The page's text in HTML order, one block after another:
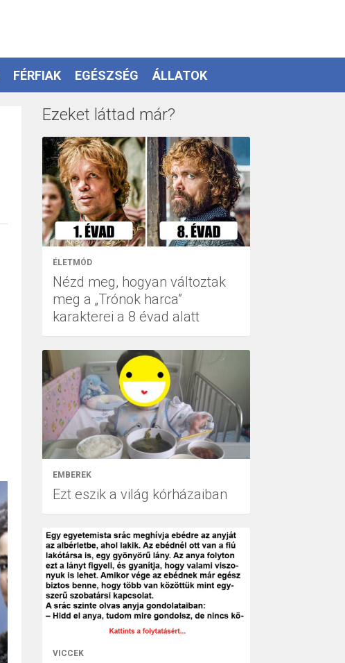
FÉRFIAK EGÉSZSÉG ÁLLATOK
Ezeket láttad már?
ÉLETMÓD
Nézd meg, hogyan változtak
meg a „Trónok harca”
karakterei a 8 évad alatt
EMBEREK
Ezt eszik a világ kórházaiban
VICCEK